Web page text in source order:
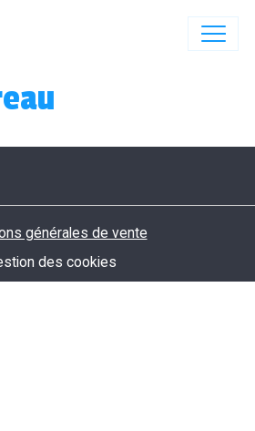
générales de vente
des cookies